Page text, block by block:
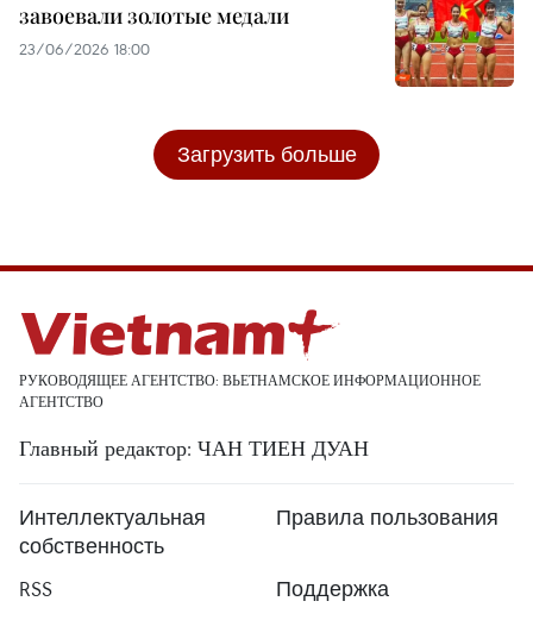
завоевали золотые медали
23/06/2026 18:00
Загрузить больше
РУКОВОДЯЩЕЕ АГЕНТСТВО: ВЬЕТНАМСКОЕ ИНФОРМАЦИОННОЕ
АГЕНТСТВО
Главный редактор: ЧАН ТИЕН ДУАН
Интеллектуальная
собственность
Правила пользования
RSS
Поддержка